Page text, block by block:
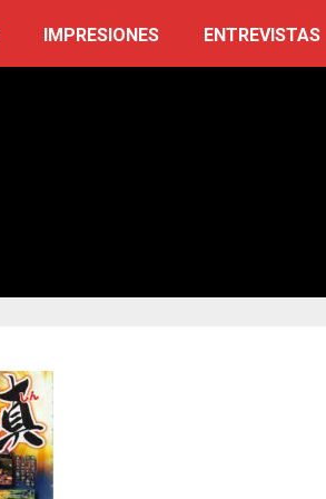
IMPRESIONES ENTREVISTAS